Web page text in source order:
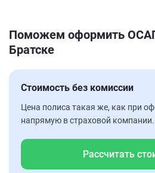
Поможем оформить
Братске
Стоимость без комиссии
Цена полиса такая же, как при
напрямую в страховой компании.
Рассчитать